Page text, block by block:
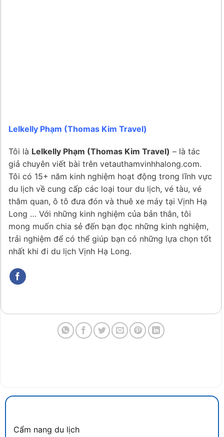
Lelkelly Phạm (Thomas Kim Travel)
Tôi là Lelkelly Phạm (Thomas Kim Travel) – là tác
giả chuyên viết bài trên vetauthamvinhhalong.com.
Tôi có 15+ năm kinh nghiệm hoạt động trong lĩnh vực
du lịch về cung cấp các loại tour du lịch, vé tàu, vé
thăm quan, ô tô đưa đón và thuê xe máy tại Vịnh Hạ
Long … Với những kinh nghiệm của bản thân, tôi
mong muốn chia sẻ đến bạn đọc những kinh nghiệm,
trải nghiệm để có thể giúp bạn có những lựa chọn tốt
nhất khi đi du lịch Vịnh Hạ Long.
Cẩm nang du lịch